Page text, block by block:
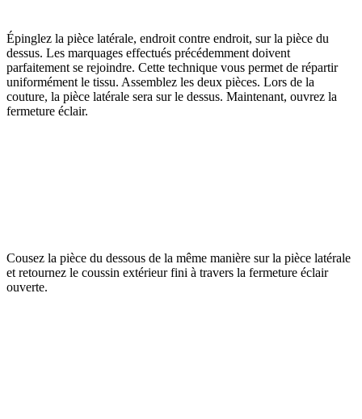
Épinglez la pièce latérale, endroit contre endroit, sur la pièce du
dessus. Les marquages effectués précédemment doivent
parfaitement se rejoindre. Cette technique vous permet de répartir
uniformément le tissu. Assemblez les deux pièces. Lors de la
couture, la pièce latérale sera sur le dessus. Maintenant, ouvrez la
fermeture éclair.
Cousez la pièce du dessous de la même manière sur la pièce latérale
et retournez le coussin extérieur fini à travers la fermeture éclair
ouverte.